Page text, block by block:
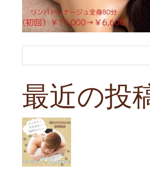
最近の投